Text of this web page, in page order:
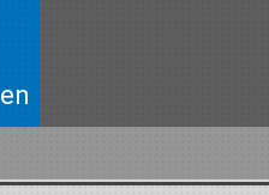
en